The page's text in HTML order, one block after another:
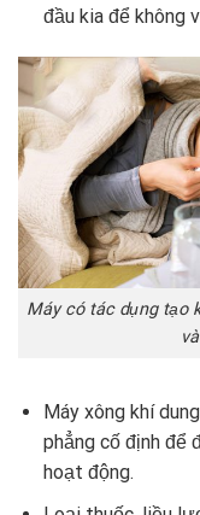
đầu kia để không
Máy có tác dụng tạo
Máy xông khí
phẳng cố định để
hoạt động.